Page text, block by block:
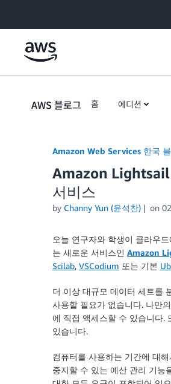
AWS 블로그 홈 에디션
Amazon Web Services 한국
Amazon Lightsail
서비스
by Channy Yun (윤석찬) on
오늘 연구자와 학생이 클라우
는 새로운 서비스인 Amazon
Scilab, VSCodium 또는 기본
더 이상 대규모 데이터 세트를
사용할 필요가 없습니다. 나만
에 직접 액세스할 수 있습니다.
있습니다.
컴퓨터를 사용하는 기간에 대
중지할 수 있는 예산 관리 기능